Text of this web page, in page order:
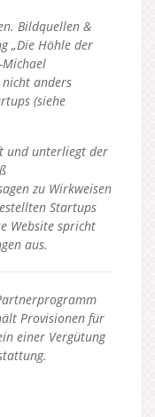
Bildquellen &
„Die Höhle der
Michael
anders
(siehe
und unterliegt der
zu Wirkweisen
Startups
Website spricht
aus.
Provisionen für
einer Vergütung